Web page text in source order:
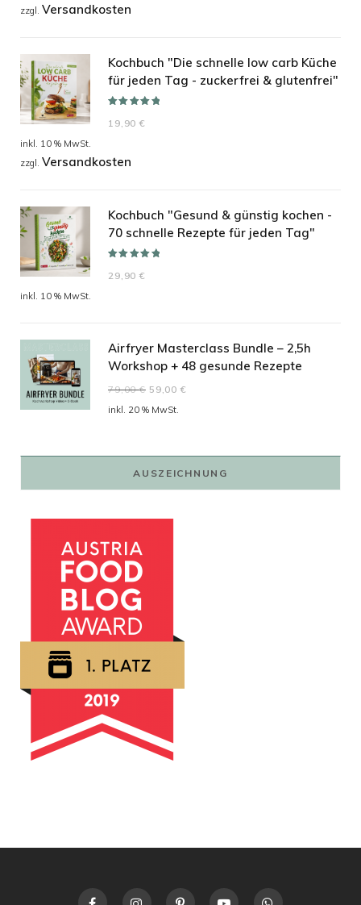
zzgl. Versandkosten
Kochbuch "Die schnelle low carb Küche
für jeden Tag - zuckerfrei & glutenfrei"
5.00 von 5
19,90€
inkl. 10 % MwSt.
zzgl. Versandkosten
Kochbuch "Gesund & günstig kochen -
70 schnelle Rezepte für jeden Tag"
5.00 von 5
29,90€
inkl. 10 % MwSt.
Airfryer Masterclass Bundle – 2,5h
Workshop + 48 gesunde Rezepte
79,00€ Ursprünglicher
Preis
59,00 €
inkl. 20 % MwSt.
AUSZEICHNUNG